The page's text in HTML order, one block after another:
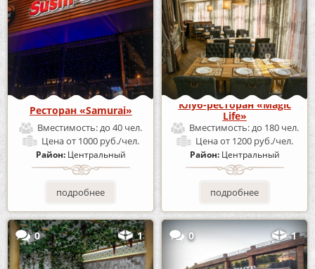
Ресторан «Samurai»
Вместимость:до 40 чел.
Ценаот 1000 руб./чел.
Район: Центральный
подробнее
Клуб-ресторан «Magic
Life»
Вместимость:до 180 чел.
Ценаот 1200 руб./чел.
Район: Центральный
подробнее
0 1 0 1